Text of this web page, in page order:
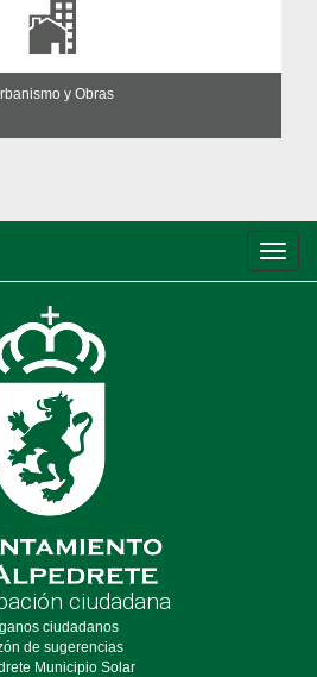
y Obras
de
ciudadana
ciudadanos
de sugerencias
Municipio Solar